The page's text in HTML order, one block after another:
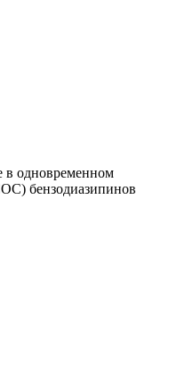
в одновременном
бензодиазипинов